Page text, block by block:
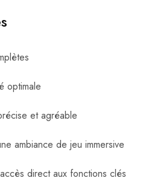
optimale
et agréable
ambiance de jeu immersive
direct aux fonctions clés